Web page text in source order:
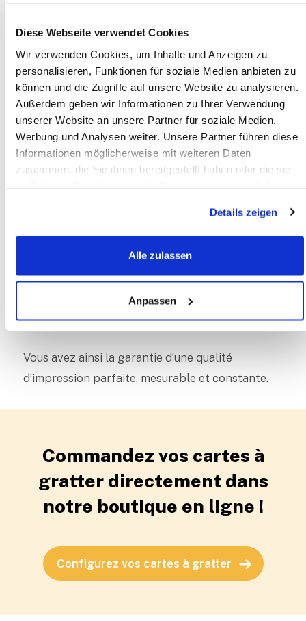
Diese Webseite verwendet Cookies
Wir verwenden Cookies, um Inhalte und Anzeigen zu
personalisieren, Funktionen für soziale Medien anbieten zu
können und die Zugriffe auf unsere Website zu analysieren.
Außerdem geben wir Informationen zu Ihrer Verwendung
unserer Website an unsere Partner für soziale Medien,
Werbung und Analysen weiter. Unsere Partner führen diese
Informationen möglicherweise mit weiteren Daten
zusammen, die Sie ihnen bereitgestellt haben oder die sie
Details zeigen
Alle zulassen
Anpassen
L’ensemble de notre gestion des couleurs, du
du computer-to-plate à l’impression offset
feuilles, jusqu’à la mesure et l’évaluation des
couleurs, est standardisé et documenté dans le
cadre de la certification ISO 12647.
Vous avez ainsi la garantie d’une qualité
d’impression parfaite, mesurable et constante.
Commandez vos cartes à
gratter directement dans
notre boutique en ligne !
Configurez vos cartes à gratter